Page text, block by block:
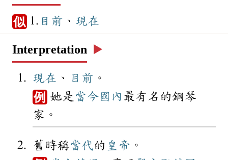
似 1. 目前 、 現在
Interpretation ▶️
現在 、 目前 。
例 她是 當今國內 最有名的鋼琴
家。
舊時稱當代的 皇帝 。